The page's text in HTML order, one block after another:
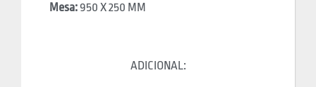
Mesa:950 X 250 MM
ADICIONAL: